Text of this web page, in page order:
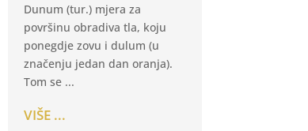
Dunum (tur.) mjera za
površinu obradiva tla, koju
ponegdje zovu i dulum (u
značenju jedan dan oranja).
Tom se ...
VIŠE ...